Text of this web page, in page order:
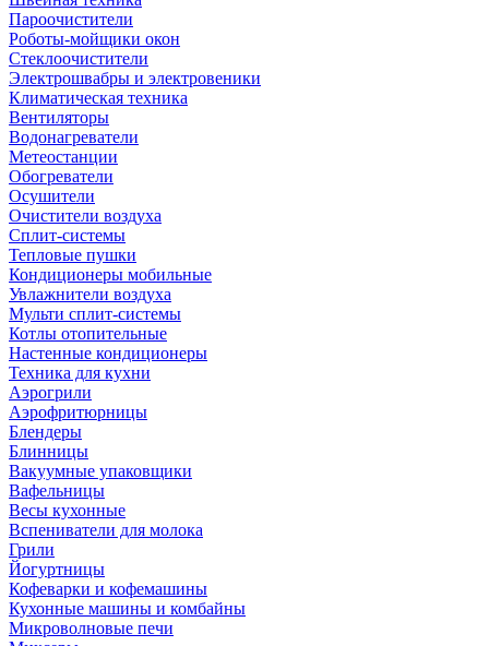
Пароочистители
Роботы-мойщики окон
Стеклоочистители
Электрошвабры и электровеники
Климатическая техника
Вентиляторы
Водонагреватели
Метеостанции
Обогреватели
Осушители
Очистители воздуха
Сплит-системы
Тепловые пушки
Кондиционеры мобильные
Увлажнители воздуха
Мульти сплит-системы
Котлы отопительные
Настенные кондиционеры
Техника для кухни
Аэрогрили
Аэрофритюрницы
Блендеры
Блинницы
Вакуумные упаковщики
Вафельницы
Весы кухонные
Вспениватели для молока
Грили
Йогуртницы
Кофеварки и кофемашины
Кухонные машины и комбайны
Микроволновые печи